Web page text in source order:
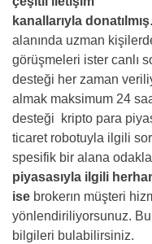
kanallarıyla donatılmış
alanında uzman
görüşmeleri ister canlı
desteği her zaman
almak maksimum 24
desteği kripto para
ticaret robotuyla ilgili
spesifik bir alana
piyasasıyla ilgili
ise brokerın müşteri
yönlendiriliyorsunuz. Bu
bilgileri bulabilirsiniz.